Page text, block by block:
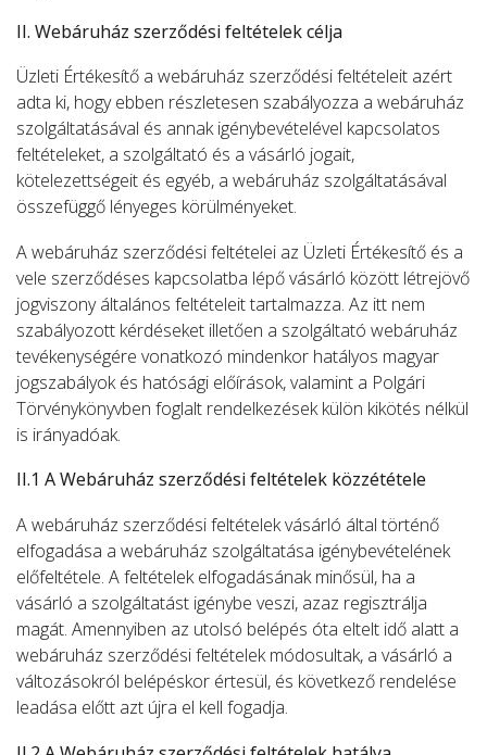
II. Webáruház szerződési feltételek célja
Üzleti Értékesítő a webáruház szerződési feltételeit azért
adta ki, hogy ebben részletesen szabályozza a webáruház
szolgáltatásával és annak igénybevételével kapcsolatos
feltételeket, a szolgáltató és a vásárló jogait,
kötelezettségeit és egyéb, a webáruház szolgáltatásával
összefüggő lényeges körülményeket.
A webáruház szerződési feltételei az Üzleti Értékesítő és a
vele szerződéses kapcsolatba lépő vásárló között létrejövő
jogviszony általános feltételeit tartalmazza. Az itt nem
szabályozott kérdéseket illetően a szolgáltató webáruház
tevékenységére vonatkozó mindenkor hatályos magyar
jogszabályok és hatósági előírások, valamint a Polgári
Törvénykönyvben foglalt rendelkezések külön kikötés nélkül
is irányadóak.
II.1 A Webáruház szerződési feltételek közzététele
A webáruház szerződési feltételek vásárló által történő
elfogadása a webáruház szolgáltatása igénybevételének
előfeltétele. A feltételek elfogadásának minősül, ha a
vásárló a szolgáltatást igénybe veszi, azaz regisztrálja
magát. Amennyiben az utolsó belépés óta eltelt idő alatt a
webáruház szerződési feltételek módosultak, a vásárló a
változásokról belépéskor értesül, és következő rendelése
leadása előtt azt újra el kell fogadja.